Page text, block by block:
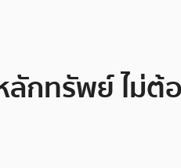
ลักทรัพย์ ไม่